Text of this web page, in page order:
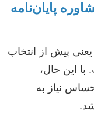
پایان‌نامه
یعنی پیش از انتخاب
این حال،
نیاز به